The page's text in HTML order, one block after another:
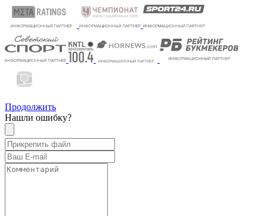
Продолжить
Нашли ошибку?